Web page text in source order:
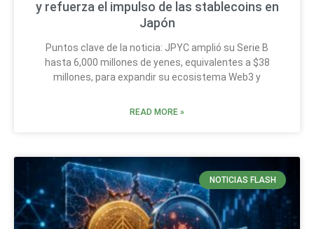
y refuerza el impulso de las stablecoins en
Japón
Puntos clave de la noticia: JPYC amplió su Serie B
hasta 6,000 millones de yenes, equivalentes a $38
millones, para expandir su ecosistema Web3 y
READ MORE »
NOTICIAS FLASH